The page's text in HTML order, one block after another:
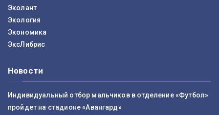
Эколант
Экология
Экономика
ЭксЛибрис
Новости
Индивидуальный отбор мальчиков в отделение «Футбол»
пройдет на стадионе «Авангард»